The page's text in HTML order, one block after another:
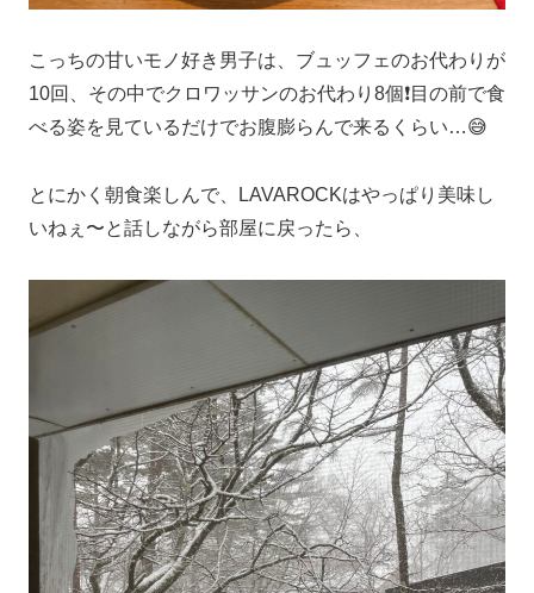
こっちの甘いモノ好き男子は、ブュッフェのお代わりが
10回、その中でクロワッサンのお代わり8個❗️目の前で食
べる姿を見ているだけでお腹膨らんで来るくらい…😅
とにかく朝食楽しんで、LAVAROCKはやっぱり美味し
いねぇ〜と話しながら部屋に戻ったら、